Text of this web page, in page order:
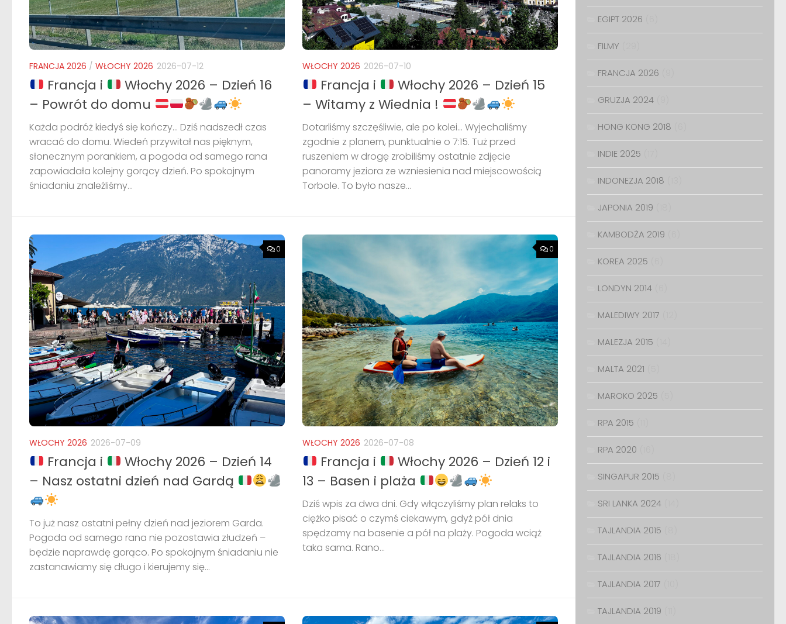
FRANCJA 2026 / WŁOCHY 2026 2026-07-12
Francja i
Włochy 2026 – Dzień 16
– Powrót do domu
Każda podróż kiedyś się kończy… Dziś nadszedł czas
wracać do domu. Wiedeń przywitał nas pięknym,
słonecznym porankiem, a pogoda od samego rana
zapowiadała kolejny gorący dzień. Po spokojnym
śniadaniu znaleźliśmy...
WŁOCHY 2026 2026-07-10
Francja i
Włochy 2026 – Dzień 15
– Witamy z Wiednia !
Dotarliśmy szczęśliwie, ale po kolei… Wyjechaliśmy
zgodnie z planem, punktualnie o 7:15. Tuż przed
ruszeniem w drogę zrobiliśmy ostatnie zdjęcie
panoramy jeziora ze wzniesienia nad miejscowością
Torbole. To było nasze...
0
WŁOCHY 2026 2026-07-09
Francja i
Włochy 2026 – Dzień 14
– Nasz ostatni dzień nad Gardą
To już nasz ostatni pełny dzień nad jeziorem Garda.
Pogoda od samego rana nie pozostawia złudzeń –
będzie naprawdę gorąco. Po spokojnym śniadaniu nie
zastanawiamy się długo i kierujemy się...
0
WŁOCHY 2026 2026-07-08
Francja i
Włochy 2026 – Dzień 12 i
13 – Basen i plaża
Dziś wpis za dwa dni. Gdy włączyliśmy plan relaks to
ciężko pisać o czymś ciekawym, gdyż pół dnia
spędzamy na basenie a pół na plaży. Pogoda wciąż
taka sama. Rano...
EGIPT 2026
FILMY
FRANCJA 2026
GRUZJA 2024
HONG KONG 2018
INDIE 2025
INDONEZJA 2018
JAPONIA 2019
KAMBODŻA 2019
KOREA 2025
LONDYN 2014
MALEDIWY 2017
MALEZJA 2015
MALTA 2021
MAROKO 2025
RPA 2015
RPA 2020
SINGAPUR 2015
SRI LANKA 2024
TAJLANDIA 2015
TAJLANDIA 2016
TAJLANDIA 2017
TAJLANDIA 2019